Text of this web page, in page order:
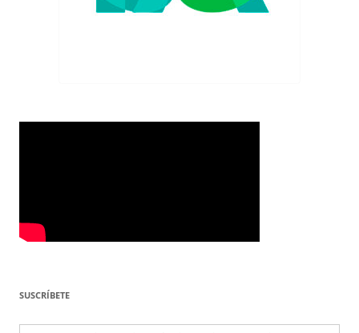
SUSCRÍBETE